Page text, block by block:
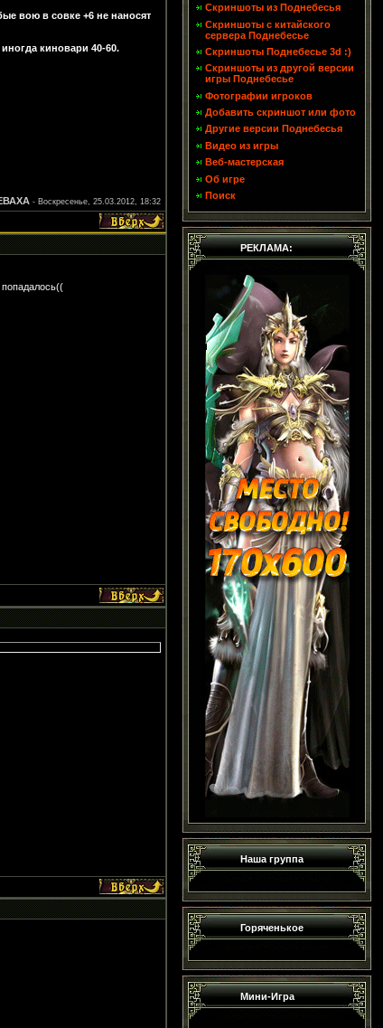
вою в совке +6 не наносят
киновари 40-60.
- Воскресенье, 25.03.2012, 18:32
Скриншоты из Поднебесья
Скриншоты с китайского
сервера Поднебесье
Скриншоты Поднебесье 3d :)
Скриншоты из другой версии
игры Поднебесье
Фотографии игроков
Добавить скриншот или фото
Другие версии Поднебесья
Видео из игры
Веб-мастерская
Об игре
Поиск
РЕКЛАМА:
Наша группа
Горяченькое
Мини-Игра